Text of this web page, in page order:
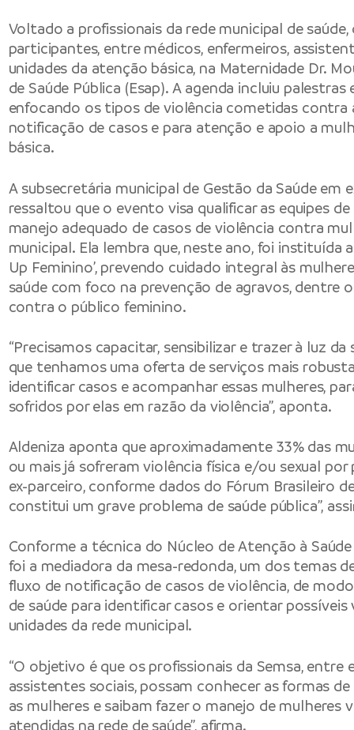
Voltado a profissionais da rede municipal de
participantes, entre médicos, enfermeiros,
unidades da atenção básica, na Maternidade Dr.
de Saúde Pública (Esap). A agenda incluiu
enfocando os tipos de violência cometidas contra
notificação de casos e para atenção e apoio a
básica.
A subsecretária municipal de Gestão da Saúde em
ressaltou que o evento visa qualificar as equipes
manejo adequado de casos de violência contra
municipal. Ela lembra que, neste ano, foi instituída
Up Feminino’, prevendo cuidado integral às
saúde com foco na prevenção de agravos, dentre
contra o público feminino.
“Precisamos capacitar, sensibilizar e trazer à luz
que tenhamos uma oferta de serviços mais
identificar casos e acompanhar essas mulheres,
sofridos por elas em razão da violência”, aponta.
Aldeniza aponta que aproximadamente 33% das
ou mais já sofreram violência física e/ou sexual
ex-parceiro, conforme dados do Fórum Brasileiro
constitui um grave problema de saúde pública”,
Conforme a técnica do Núcleo de Atenção à
foi a mediadora da mesa-redonda, um dos temas
fluxo de notificação de casos de violência, de
de saúde para identificar casos e orientar
unidades da rede municipal.
“O objetivo é que os profissionais da Semsa, entre
assistentes sociais, possam conhecer as formas
as mulheres e saibam fazer o manejo de mulheres
atendidas na rede de saúde”, afirma.